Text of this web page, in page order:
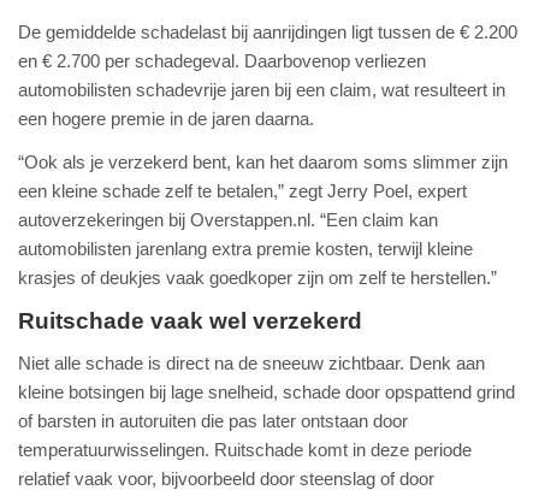
De gemiddelde schadelast bij aanrijdingen ligt tussen de € 2.200
en € 2.700 per schadegeval. Daarbovenop verliezen
automobilisten schadevrije jaren bij een claim, wat resulteert in
een hogere premie in de jaren daarna.
“Ook als je verzekerd bent, kan het daarom soms slimmer zijn
een kleine schade zelf te betalen,” zegt Jerry Poel, expert
autoverzekeringen bij Overstappen.nl. “Een claim kan
automobilisten jarenlang extra premie kosten, terwijl kleine
krasjes of deukjes vaak goedkoper zijn om zelf te herstellen.”
Ruitschade vaak wel verzekerd
Niet alle schade is direct na de sneeuw zichtbaar. Denk aan
kleine botsingen bij lage snelheid, schade door opspattend grind
of barsten in autoruiten die pas later ontstaan door
temperatuurwisselingen. Ruitschade komt in deze periode
relatief vaak voor, bijvoorbeeld door steenslag of door